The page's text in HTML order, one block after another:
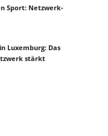
Sport: Netzwerk-
Luxemburg: Das
stärkt